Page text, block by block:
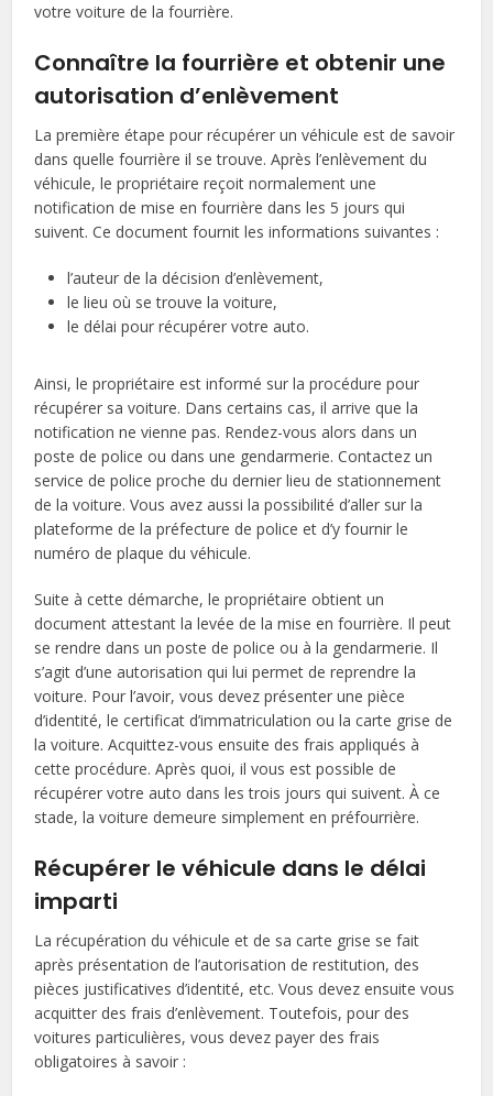
votre voiture de la fourrière.
Connaître la fourrière et obtenir une
autorisation d’enlèvement
La première étape pour récupérer un véhicule est de savoir
dans quelle fourrière il se trouve. Après l’enlèvement du
véhicule, le propriétaire reçoit normalement une
notification de mise en fourrière dans les 5 jours qui
suivent. Ce document fournit les informations suivantes :
l’auteur de la décision d’enlèvement,
le lieu où se trouve la voiture,
le délai pour récupérer votre auto.
Ainsi, le propriétaire est informé sur la procédure pour
récupérer sa voiture. Dans certains cas, il arrive que la
notification ne vienne pas. Rendez-vous alors dans un
poste de police ou dans une gendarmerie. Contactez un
service de police proche du dernier lieu de stationnement
de la voiture. Vous avez aussi la possibilité d’aller sur la
plateforme de la préfecture de police et d’y fournir le
numéro de plaque du véhicule.
Suite à cette démarche, le propriétaire obtient un
document attestant la levée de la mise en fourrière. Il peut
se rendre dans un poste de police ou à la gendarmerie. Il
s’agit d’une autorisation qui lui permet de reprendre la
voiture. Pour l’avoir, vous devez présenter une pièce
d’identité, le certificat d’immatriculation ou la carte grise de
la voiture. Acquittez-vous ensuite des frais appliqués à
cette procédure. Après quoi, il vous est possible de
récupérer votre auto dans les trois jours qui suivent. À ce
stade, la voiture demeure simplement en préfourrière.
Récupérer le véhicule dans le délai
imparti
La récupération du véhicule et de sa carte grise se fait
après présentation de l’autorisation de restitution, des
pièces justificatives d’identité, etc. Vous devez ensuite vous
acquitter des frais d’enlèvement. Toutefois, pour des
voitures particulières, vous devez payer des frais
obligatoires à savoir :